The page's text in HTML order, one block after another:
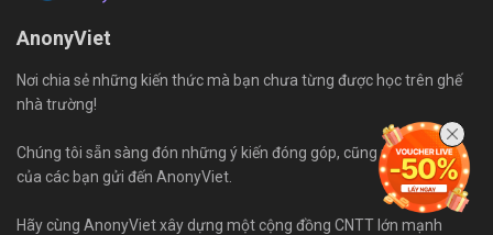
AnonyViet
Nơi chia sẻ những kiến thức mà bạn chưa từng được học trên ghế
nhà trường!
Chúng tôi sẵn sàng đón những ý kiến đóng góp, cũng như bài viết
của các bạn gửi đến AnonyViet.
Hãy cùng AnonyViet xây dựng một cộng đồng CNTT lớn mạnh